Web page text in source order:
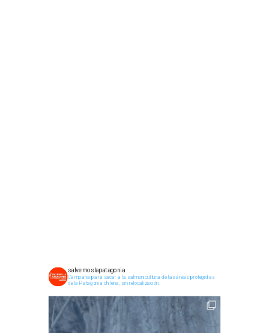
salvemoslapatagonia
Campaña para sacar a la salmonicultura de las áreas protegidas
de la Patagonia chilena, sin relocalización.